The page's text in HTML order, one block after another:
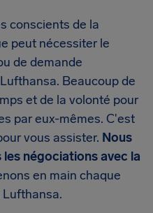
conscients de la
peut nécessiter le
de demande
Beaucoup de
et de la volonté pour
par eux-mêmes. C'est
vous assister. Nous
négociations avec la
en main chaque